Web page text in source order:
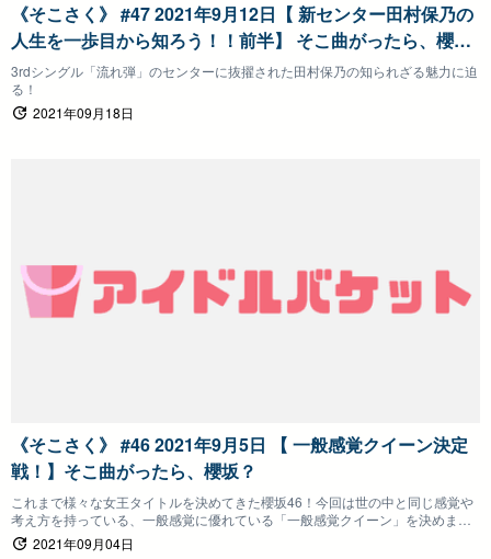
《そこさく》 #47 2021年9月12日【 新センター田村保乃の
人生を一歩目から知ろう！！前半】 そこ曲がったら、櫻
坂？
3rdシングル「流れ弾」のセンターに抜擢された田村保乃の知られざる魅力に迫
る！
2021年09月18日
《そこさく》 #46 2021年9月5日 【 一般感覚クイーン決定
戦！】そこ曲がったら、櫻坂？
これまで様々な女王タイトルを決めてきた櫻坂46！今回は世の中と同じ感覚や
考え方を持っている、一般感覚に優れている「一般感覚クイーン」を決めま
す！2021年09月04日